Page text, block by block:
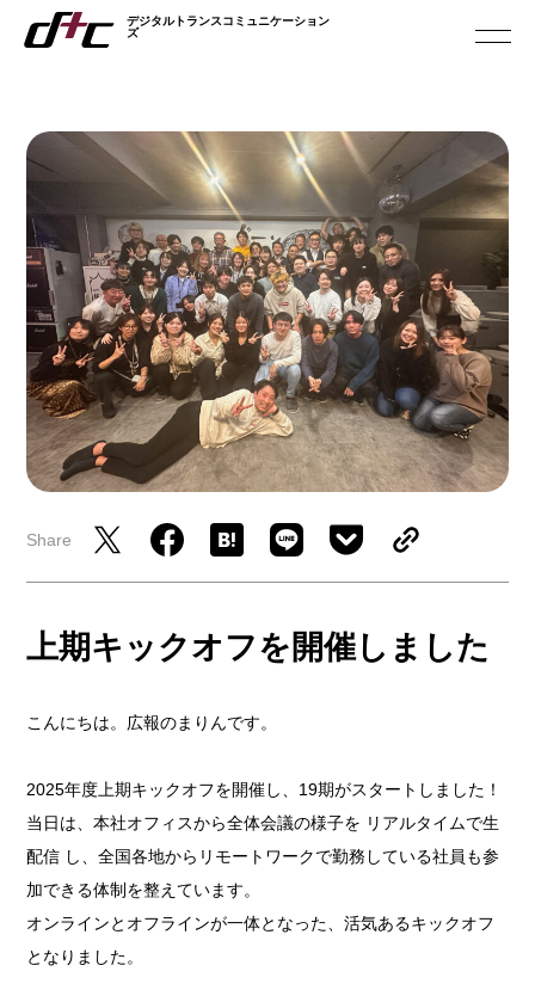
デジタルトランスコミュニケーション
ズ
デジタルトランスコミュニケーション
ズ
ABOUT US
私たちについて
SERVICES
サービス
SUSTAINABILITY
サステナビリティ
NEWS
お知らせ
RECRUIT
COMPANY
Share
上期キックオフを開催しました
こんにちは。広報のまりんです。
2025年度上期キックオフを開催し、19期がスタートしました！
当日は、本社オフィスから全体会議の様子を リアルタイムで生
配信 し、全国各地からリモートワークで勤務している社員も参
加できる体制を整えています。
オンラインとオフラインが一体となった、活気あるキックオフ
となりました。